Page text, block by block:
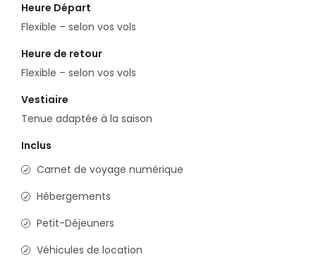
Heure Départ
Flexible – selon vos vols
Heure de retour
Flexible – selon vos vols
Vestiaire
Tenue adaptée à la saison
Inclus
Carnet de voyage numérique
Hébergements
Petit-Déjeuners
Véhicules de location